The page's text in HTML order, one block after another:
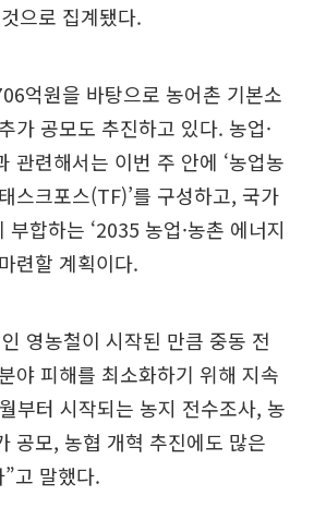
으로 집계됐다.
억원을 바탕으로 농어촌 기본소
가 공모도 추진하고 있다. 농업·
관련해서는 이번 주 안에 ‘농업농
스크포스(TF)’를 구성하고, 국가
합하는 ‘2035 농업·농촌 에너지
련할 계획이다.
영농철이 시작된 만큼 중동 전
야 피해를 최소화하기 위해 지속
부터 시작되는 농지 전수조사, 농
공모, 농협 개혁 추진에도 많은
고 말했다.